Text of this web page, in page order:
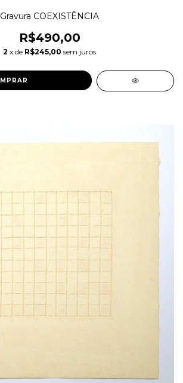
Gravura COEXISTÊNCIA
R$490,00
2 x de R$245,00 sem juros